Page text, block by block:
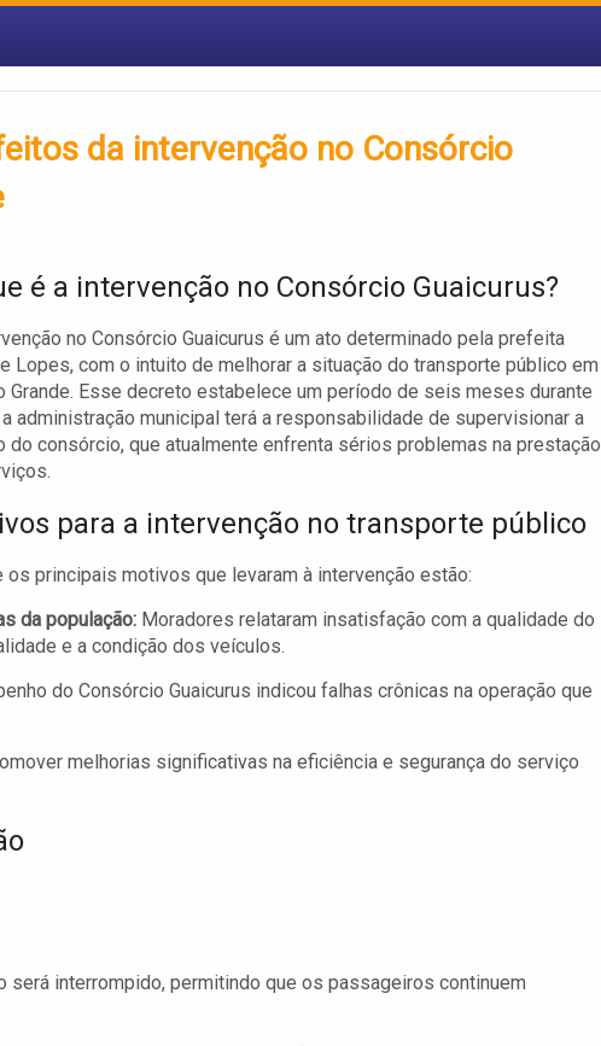
da intervenção no Consórcio
é a intervenção no Consórcio Guaicurus?
no Consórcio Guaicurus é um ato determinado pela prefeita
Lopes, com o intuito de melhorar a situação do transporte público em
Grande. Esse decreto estabelece um período de seis meses durante
administração municipal terá a responsabilidade de supervisionar a
do consórcio, que atualmente enfrenta sérios problemas na prestação
para a intervenção no transporte público
os principais motivos que levaram à intervenção estão:
da população: Moradores relataram insatisfação com a qualidade do
e a condição dos veículos.
do Consórcio Guaicurus indicou falhas crônicas na operação que
melhorias significativas na eficiência e segurança do serviço
será interrompido, permitindo que os passageiros continuem